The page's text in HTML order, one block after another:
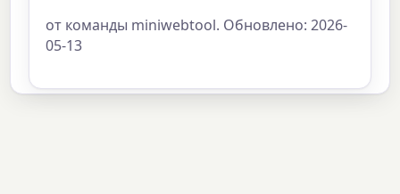
от команды miniwebtool. Обновлено: 2026-
05-13